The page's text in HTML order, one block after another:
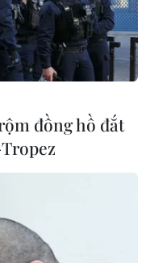
đồng hồ đắt